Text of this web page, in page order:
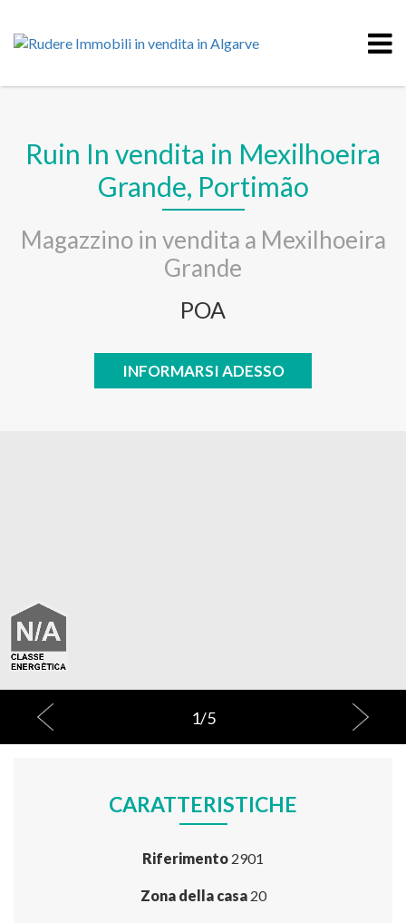
Ruin In vendita in Mexilhoeira
Grande, Portimão
Magazzino in vendita a Mexilhoeira
Grande
POA
INFORMARSI ADESSO
1/5
CARATTERISTICHE
Riferimento 2901
Zona della casa20